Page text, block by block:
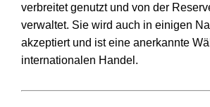
verbreitet genutzt und von der
verwaltet. Sie wird auch in einigen
akzeptiert und ist eine anerkannte
internationalen Handel.